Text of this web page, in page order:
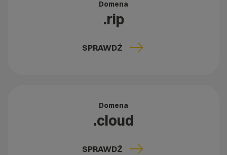
Domena
.rip
SPRAWDŹ
Domena
.cloud
SPRAWDŹ